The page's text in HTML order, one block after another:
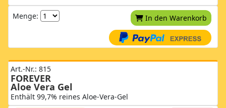
Menge: In den Warenkorb
Art.-Nr.: 815
FOREVER
Aloe Vera Gel
Enthält 99,7% reines Aloe-Vera-Gel